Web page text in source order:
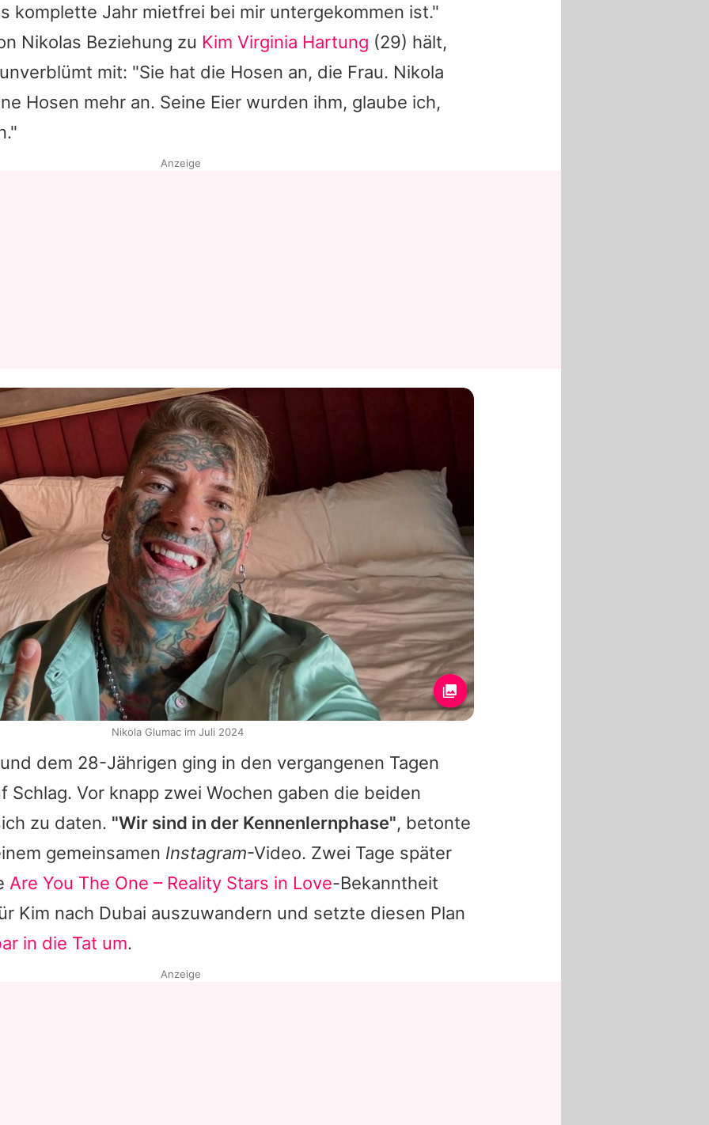
komplette Jahr mietfrei bei mir untergekommen ist."
Nikolas Beziehung zu Kim Virginia Hartung (29) hält,
mit: "Sie hat die Hosen an, die Frau. Nikola
Hosen mehr an. Seine Eier wurden ihm, glaube ich,
dem 28-Jährigen ging in den vergangenen Tagen
Schlag. Vor knapp zwei Wochen gaben die beiden
zu daten. "Wir sind in der Kennenlernphase", betonte
gemeinsamen Instagram-Video. Zwei Tage später
Are You The One – Reality Stars in Love-Bekanntheit
Kim nach Dubai auszuwandern und setzte diesen Plan
in die Tat um.
Anzeige
Nikola Glumac im Juli 2024
Anzeige